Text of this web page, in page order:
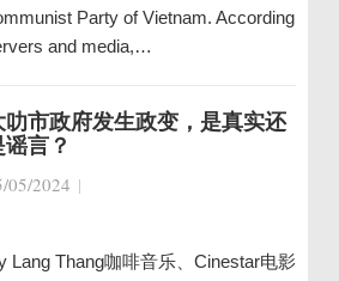
Party of Vietnam. According
and media,…
叻市政府发生政变，是真实还
谣言？
05/2024 |
Lang Thang咖啡音乐、Cinestar电影